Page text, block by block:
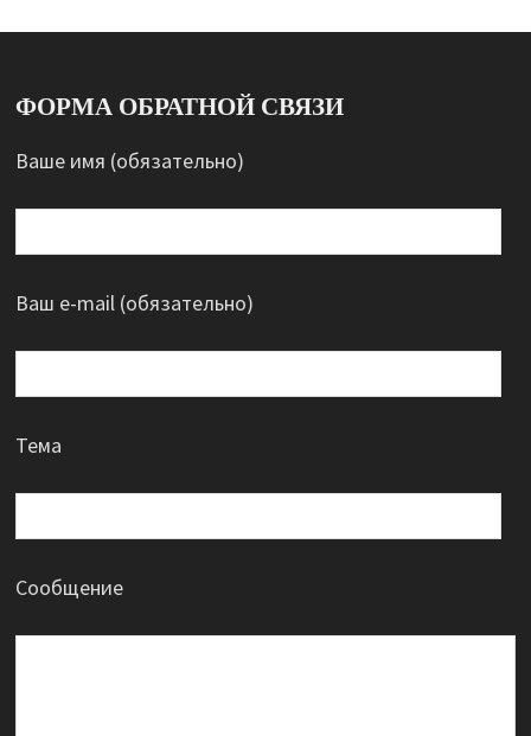
ФОРМА ОБРАТНОЙ СВЯЗИ
Ваше имя (обязательно)
Ваш e-mail (обязательно)
Тема
Сообщение